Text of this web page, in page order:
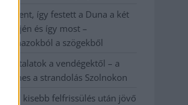
lent, így festett a Duna a két
idején és így most –
a szögekből
a vendégektől – a
a strandolás Szolnokon
kisebb felfrissülés után jövő